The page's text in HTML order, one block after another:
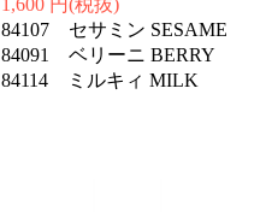
1,600 円(税抜)
84107 セサミン SESAME
84091 ベリーニ BERRY
84114 ミルキィ MILK